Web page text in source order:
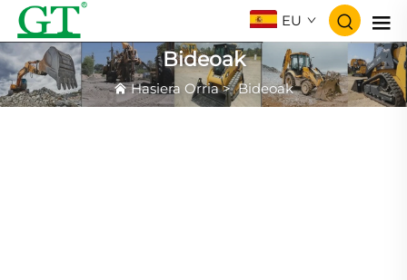
EU
Bideoak
Hasiera Orria>Bideoak